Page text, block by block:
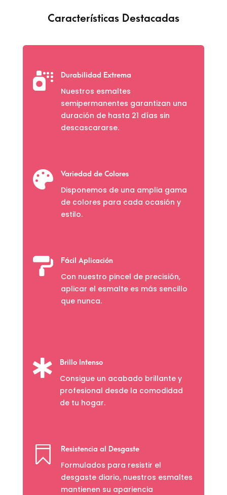
Características Destacadas
 Durabilidad Extrema
Nuestros esmaltes
semipermanentes garantizan una
duración de hasta 21 días sin
descascararse.
 Variedad de Colores
Disponemos de una amplia gama
de colores para cada ocasión y
estilo.
 Fácil Aplicación
Con nuestro pincel de precisión,
aplicar el esmalte es más sencillo
que nunca.
 Brillo Intenso
Consigue un acabado brillante y
profesional desde la comodidad
de tu hogar.
 Resistencia al Desgaste
Formulados para resistir el
desgaste diario, nuestros esmaltes
mantienen su apariencia